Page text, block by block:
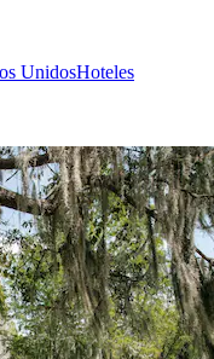
UnidosHoteles